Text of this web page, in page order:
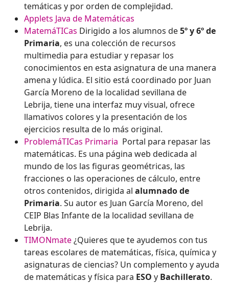
temáticas y por orden de complejidad.
Applets Java de Matemáticas
MatemáTICas Dirigido a los alumnos de5º y 6º de
Primaria, es una colección de recursos
multimedia para estudiar y repasar los
conocimientos en esta asignatura de una manera
amena y lúdica. El sitio está coordinado por Juan
García Moreno de la localidad sevillana de
Lebrija, tiene una interfaz muy visual, ofrece
llamativos colores y la presentación de los
ejercicios resulta de lo más original.
ProblemáTICas Primaria Portal para repasar las
matemáticas. Es una página web dedicada al
mundo de los las figuras geométricas, las
fracciones o las operaciones de cálculo, entre
otros contenidos, dirigida al alumnado de
Primaria. Su autor es Juan García Moreno, del
CEIP Blas Infante de la localidad sevillana de
Lebrija.
TIMONmate¿Quieres que te ayudemos con tus
tareas escolares de matemáticas, física, química y
asignaturas de ciencias? Un complemento y ayuda
de matemáticas y física para ESO y Bachillerato.